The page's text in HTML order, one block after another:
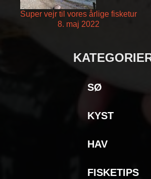
Super vejr til vores årlige fisketur
8. maj 2022
SØ
KYST
HAV
FISKETIPS